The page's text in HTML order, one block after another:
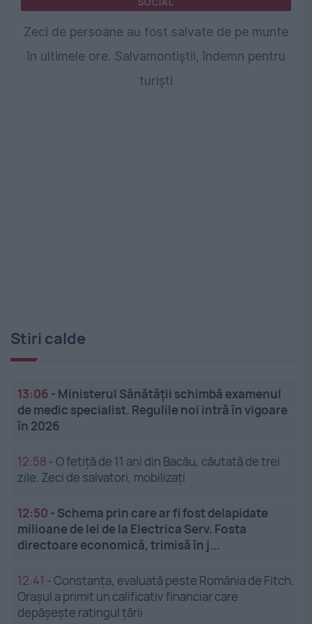
Zeci de persoane au fost salvate de pe munte
în ultimele ore. Salvamontiștii, îndemn pentru
turiști
Stiri calde
13:06 - Ministerul Sănătății schimbă examenul
de medic specialist. Regulile noi intră în vigoare
în 2026
12:58 -O fetiță de 11 ani din Bacău, căutată de trei
zile. Zeci de salvatori, mobilizați
12:50 - Schema prin care ar fi fost delapidate
milioane de lei de la Electrica Serv. Fosta
directoare economică, trimisă în j...
12:41 -Constanța, evaluată peste România de Fitch.
Orașul a primit un calificativ financiar care
depășește ratingul țării